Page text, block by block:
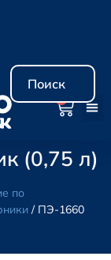
Поиск
(0,75 л)
по
/ ПЭ-1660